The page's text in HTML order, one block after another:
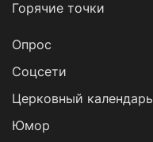
Горячие точки
Опрос
Cоцсети
Церковный календарь
Юмор